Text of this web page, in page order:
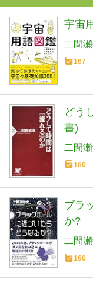
宇宙
二間
167
どう
書)
二間
160
ブラ
か?
二間
160